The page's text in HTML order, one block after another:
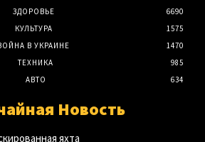
ЗДОРОВЬЕ
6690
КУЛЬТУРА
1575
В УКРАИНЕ
1470
ТЕХНИКА
985
АВТО
634
Новость
яхта